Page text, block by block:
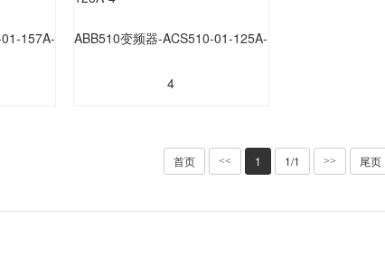
157A- ABB510变频器-ACS510-01-125A-
4
首页 << 1 1/1 >> 尾页